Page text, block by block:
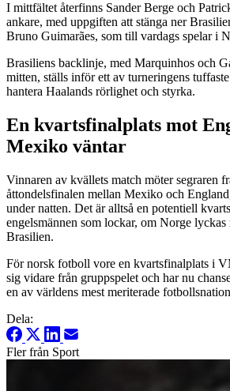
I mittfältet återfinns Sander Berge och
ankare, med uppgiften att stänga ner
Bruno Guimarães, som till vardags spelar i
Brasiliens backlinje, med Marquinhos och
mitten, ställs inför ett av turneringens
hantera Haalands rörlighet och styrka.
En kvartsfinalplats mot
Mexiko väntar
Vinnaren av kvällets match möter segraren
åttondelsfinalen mellan Mexiko och
under natten. Det är alltså en potentiell
engelsmännen som lockar, om Norge
Brasilien.
För norsk fotboll vore en kvartsfinalplats i
sig vidare från gruppspelet och har nu
en av världens mest meriterade
Dela:
Fler från Sport